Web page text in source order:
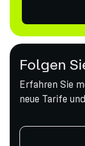
Folgen
Erfahren Sie
neue Tarife